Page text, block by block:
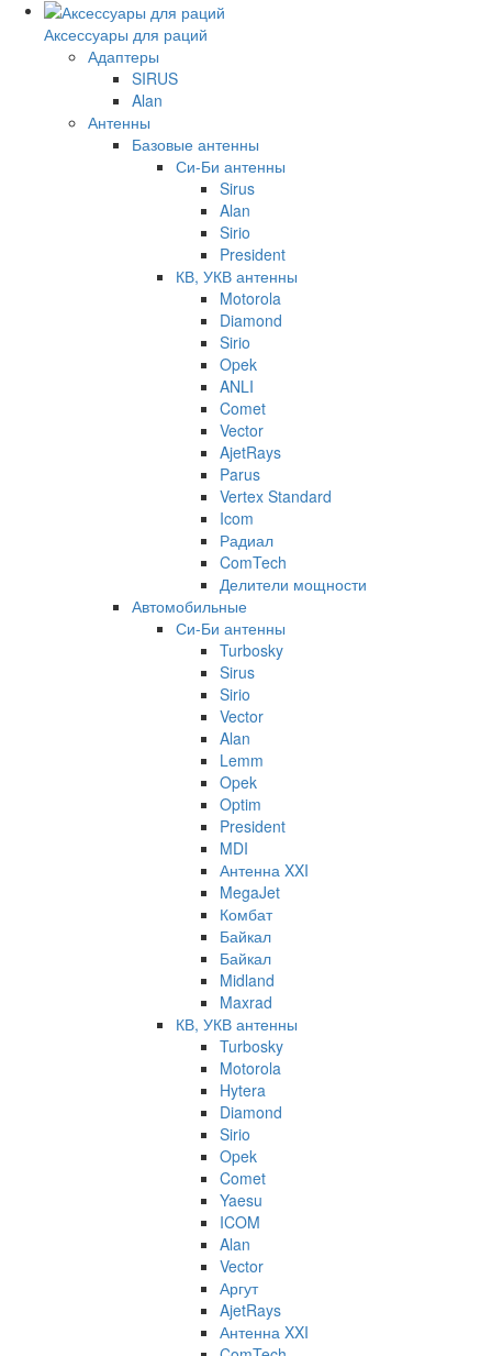
Аксессуары для раций
Адаптеры
SIRUS
Alan
Антенны
Базовые антенны
Си-Би антенны
Sirus
Alan
Sirio
President
КВ, УКВ антенны
Motorola
Diamond
Sirio
Opek
ANLI
Comet
Vector
AjetRays
Parus
Vertex Standard
Icom
Радиал
ComTech
Делители мощности
Автомобильные
Си-Би антенны
Turbosky
Sirus
Sirio
Vector
Alan
Lemm
Opek
Optim
President
MDI
Антенна XXI
MegaJet
Комбат
Байкал
Байкал
Midland
Maxrad
КВ, УКВ антенны
Turbosky
Motorola
Hytera
Diamond
Sirio
Opek
Comet
Yaesu
ICOM
Alan
Vector
Аргут
AjetRays
Антенна XXI